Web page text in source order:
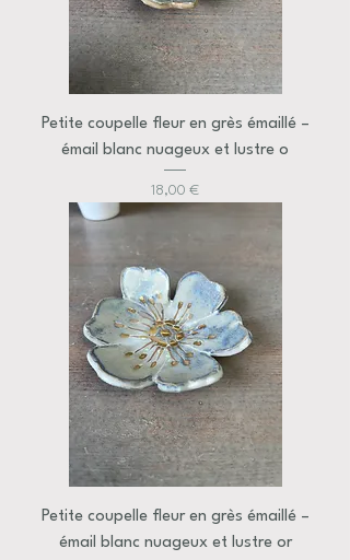
Petite coupelle fleur en grès émaillé –
émail blanc nuageux et lustre o
Prix
18,00 €
Petite coupelle fleur en grès émaillé –
émail blanc nuageux et lustre or